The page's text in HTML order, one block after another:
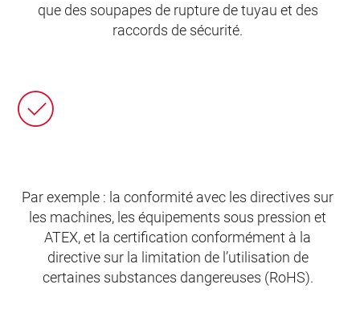
que des soupapes de rupture de tuyau et des
raccords de sécurité.
Par exemple : la conformité avec les directives sur
les machines, les équipements sous pression et
ATEX, et la certification conformément à la
directive sur la limitation de l’utilisation de
certaines substances dangereuses (RoHS).